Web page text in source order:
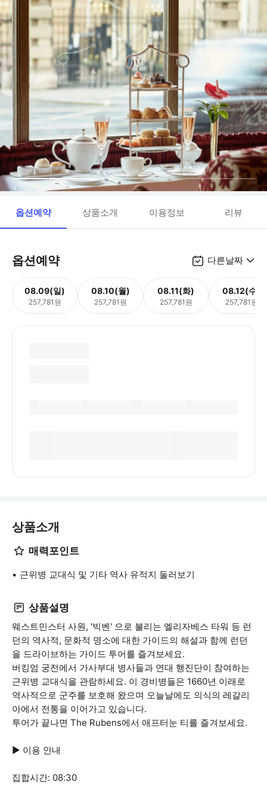
옵션예약 상품소개 이용정보 리뷰
옵션예약 다른날짜
08.09(일)
257,781원
08.10(월)
257,781원
08.11(화)
257,781원
08.12(수)
257,781원
상품소개
매력포인트
근위병 교대식 및 기타 역사 유적지 둘러보기
상품설명
웨스트민스터 사원, '빅벤' 으로 불리는 엘리자베스 타워 등 런
던의 역사적, 문화적 명소에 대한 가이드의 해설과 함께 런던
을 드라이브하는 가이드 투어를 즐겨보세요.
버킹엄 궁전에서 가사부대 병사들과 연대 행진단이 참여하는
근위병 교대식을 관람하세요. 이 경비병들은 1660년 이래로
역사적으로 군주를 보호해 왔으며 오늘날에도 의식의 레갈리
아에서 전통을 이어가고 있습니다.
투어가 끝나면 The Rubens에서 애프터눈 티를 즐겨보세요.
▶ 이용 안내
집합시간: 08:30